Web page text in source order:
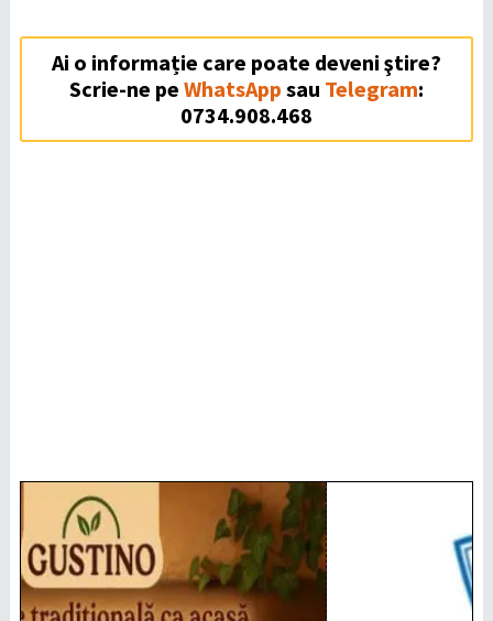
Ai o informație care poate deveni ştire?
Scrie-ne pe WhatsApp sau Telegram:
0734.908.468